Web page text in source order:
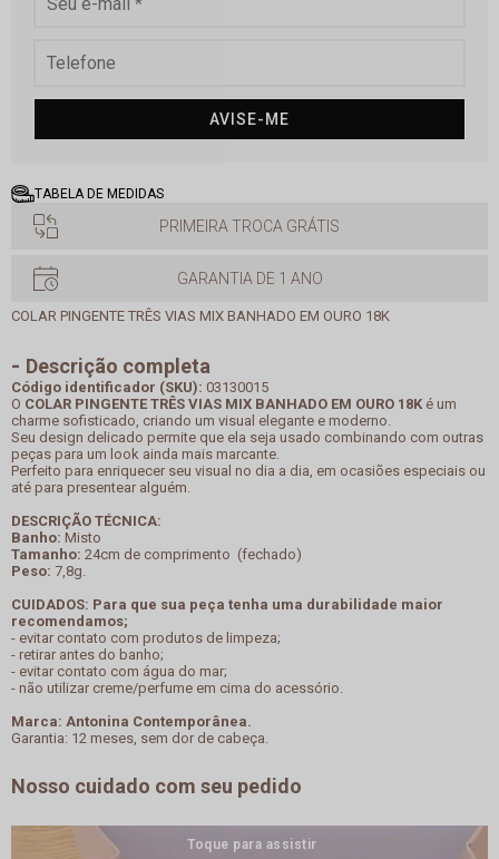
AVISE-ME
TABELA DE MEDIDAS
PRIMEIRA TROCA GRÁTIS
GARANTIA DE 1 ANO
COLAR PINGENTE TRÊS VIAS MIX BANHADO EM OURO 18K
Descrição completa
Código identificador (SKU): 03130015
O COLAR PINGENTE TRÊS VIAS MIX BANHADO EM OURO 18K é um
charme sofisticado, criando um visual elegante e moderno.
Seu design delicado permite que ela seja usado combinando com outras
peças para um look ainda mais marcante.
Perfeito para enriquecer seu visual no dia a dia, em ocasiões especiais ou
até para presentear alguém.
DESCRIÇÃO TÉCNICA:
Banho: Misto
Tamanho: 24cm de comprimento (fechado)
Peso: 7,8g.
CUIDADOS: Para que sua peça tenha uma durabilidade maior
recomendamos;
- evitar contato com produtos de limpeza;
- retirar antes do banho;
- evitar contato com água do mar;
- não utilizar creme/perfume em cima do acessório.
Marca: Antonina Contemporânea.
Garantia: 12 meses, sem dor de cabeça.
Nosso cuidado com seu pedido